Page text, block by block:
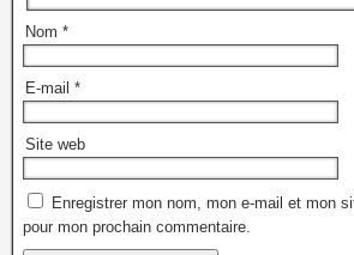
Nom *
E-mail *
Site web
Enregistrer mon nom, mon e-mail et mon
pour mon prochain commentaire.